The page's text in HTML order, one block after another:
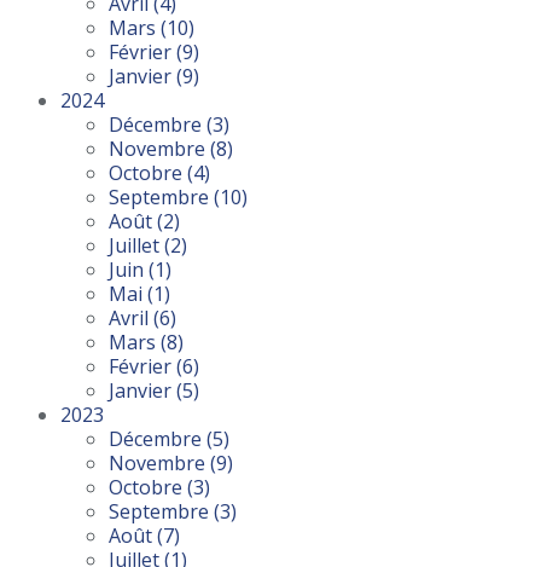
Mars (10)
Février(9)
Janvier(9)
2024
Décembre (3)
Novembre (8)
Octobre (4)
Septembre (10)
Août(2)
Juillet(2)
Juin (1)
Mai (1)
Avril (6)
Mars (8)
Février(6)
Janvier(5)
2023
Décembre (5)
Novembre (9)
Octobre (3)
Septembre (3)
Août(7)
Juillet(1)